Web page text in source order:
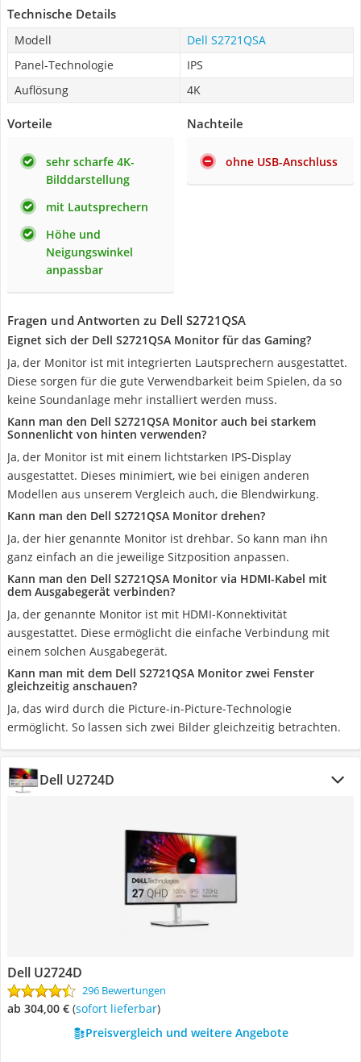
Technische Details
Modell
Dell S2721QSA
Panel-Technologie
IPS
Auflösung
4K
Vorteile
sehr scharfe 4K-
Bilddarstellung
mit Lautsprechern
Höhe und
Neigungswinkel
anpassbar
Nachteile
ohne USB-Anschluss
Fragen und Antworten zu Dell S2721QSA
Eignet sich der Dell S2721QSA Monitor für das Gaming?
Ja, der Monitor ist mit integrierten Lautsprechern ausgestattet.
Diese sorgen für die gute Verwendbarkeit beim Spielen, da so
keine Soundanlage mehr installiert werden muss.
Kann man den Dell S2721QSA Monitor auch bei starkem
Sonnenlicht von hinten verwenden?
Ja, der Monitor ist mit einem lichtstarken IPS-Display
ausgestattet. Dieses minimiert, wie bei einigen anderen
Modellen aus unserem Vergleich auch, die Blendwirkung.
Kann man den Dell S2721QSA Monitor drehen?
Ja, der hier genannte Monitor ist drehbar. So kann man ihn
ganz einfach an die jeweilige Sitzposition anpassen.
Kann man den Dell S2721QSA Monitor via HDMI-Kabel mit
dem Ausgabegerät verbinden?
Ja, der genannte Monitor ist mit HDMI-Konnektivität
ausgestattet. Diese ermöglicht die einfache Verbindung mit
einem solchen Ausgabegerät.
Kann man mit dem Dell S2721QSA Monitor zwei Fenster
gleichzeitig anschauen?
Ja, das wird durch die Picture-in-Picture-Technologie
ermöglicht. So lassen sich zwei Bilder gleichzeitig betrachten.
Dell U2724D
Dell U2724D
296 Bewertungen
ab 304,00 € ( Sofort lieferbar)
Preisvergleich und weitere Angebote